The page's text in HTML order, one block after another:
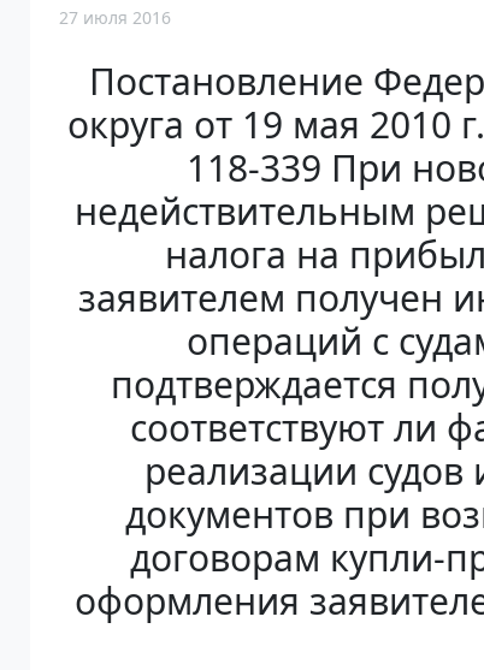
27 июля 2016
Постановление
округа от 19 мая 2010
118-339 При
недействительным
налога на
заявителем получен
операций с
подтверждается
соответствуют ли
реализации
документов при
договорам купли-
оформления